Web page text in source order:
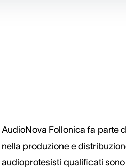
AudioNova Follonica fa parte
nella produzione e
audioprotesisti qualificati